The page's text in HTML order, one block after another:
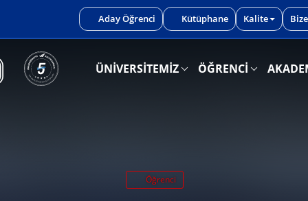
ÜNİVERSİTEMİZ ÖĞRENCİ
Aday Öğrenci Kütüphane Kalite
Öğrenci